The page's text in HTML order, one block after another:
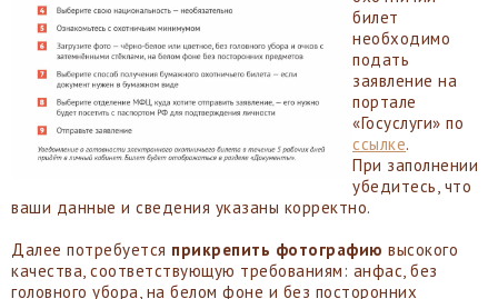
билет
необходимо
подать
заявление на
портале
«Госуслуги» по
ссылке.
При заполнении
убедитесь, что
ваши данные и сведения указаны корректно.
Далее потребуется прикрепить фотографию высокого
качества, соответствующую требованиям: анфас, без
головного убора, на белом фоне и без посторонних